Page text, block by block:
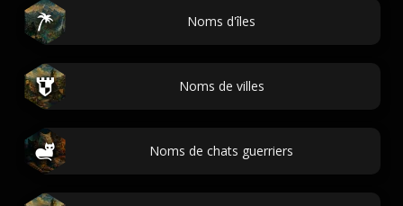
Noms d'îles
Noms de villes
Noms de chats guerriers